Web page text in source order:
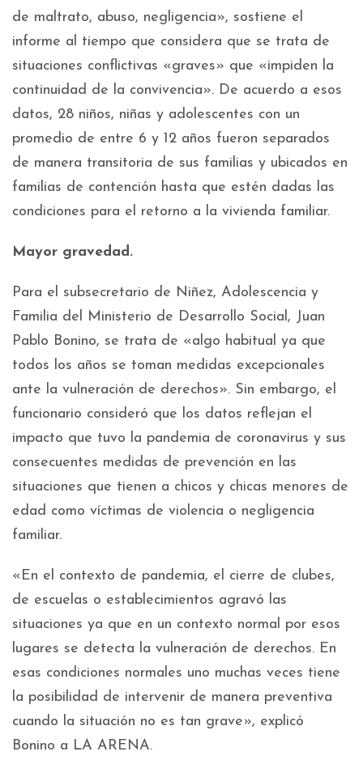
de maltrato, abuso, negligencia», sostiene el
informe al tiempo que considera que se trata de
situaciones conflictivas «graves» que «impiden la
continuidad de la convivencia». De acuerdo a esos
datos, 28 niños, niñas y adolescentes con un
promedio de entre 6 y 12 años fueron separados
de manera transitoria de sus familias y ubicados en
familias de contención hasta que estén dadas las
condiciones para el retorno a la vivienda familiar.
Mayor gravedad.
Para el subsecretario de Niñez, Adolescencia y
Familia del Ministerio de Desarrollo Social, Juan
Pablo Bonino, se trata de «algo habitual ya que
todos los años se toman medidas excepcionales
ante la vulneración de derechos». Sin embargo, el
funcionario consideró que los datos reflejan el
impacto que tuvo la pandemia de coronavirus y sus
consecuentes medidas de prevención en las
situaciones que tienen a chicos y chicas menores de
edad como víctimas de violencia o negligencia
familiar.
«En el contexto de pandemia, el cierre de clubes,
de escuelas o establecimientos agravó las
situaciones ya que en un contexto normal por esos
lugares se detecta la vulneración de derechos. En
esas condiciones normales uno muchas veces tiene
la posibilidad de intervenir de manera preventiva
cuando la situación no es tan grave», explicó
Bonino a LA ARENA.